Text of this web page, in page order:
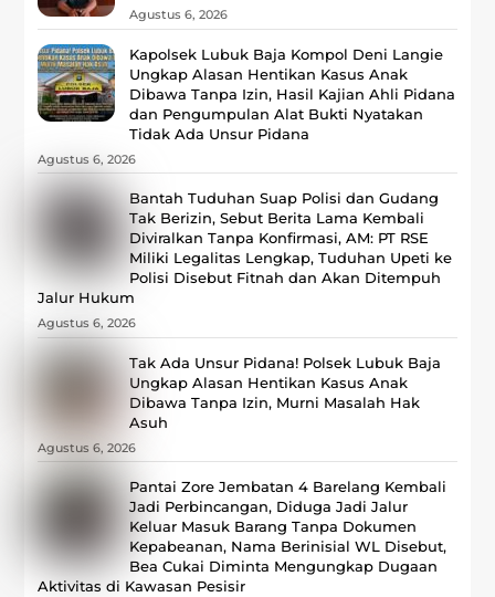
Agustus 6, 2026
Kapolsek Lubuk Baja Kompol Deni Langie
Ungkap Alasan Hentikan Kasus Anak
Dibawa Tanpa Izin, Hasil Kajian Ahli Pidana
dan Pengumpulan Alat Bukti Nyatakan
Tidak Ada Unsur Pidana
Agustus 6, 2026
Bantah Tuduhan Suap Polisi dan Gudang
Tak Berizin, Sebut Berita Lama Kembali
Diviralkan Tanpa Konfirmasi, ‎AM: PT RSE
Miliki Legalitas Lengkap, Tuduhan Upeti ke
Polisi Disebut Fitnah dan Akan Ditempuh
Jalur Hukum
Agustus 6, 2026
Tak Ada Unsur Pidana! Polsek Lubuk Baja
Ungkap Alasan Hentikan Kasus Anak
Dibawa Tanpa Izin, Murni Masalah Hak
Asuh
Agustus 6, 2026
Pantai Zore Jembatan 4 Barelang Kembali
Jadi Perbincangan, Diduga Jadi Jalur
Keluar Masuk Barang Tanpa Dokumen
Kepabeanan, Nama Berinisial WL Disebut,
Bea Cukai Diminta Mengungkap Dugaan
Aktivitas di Kawasan Pesisir